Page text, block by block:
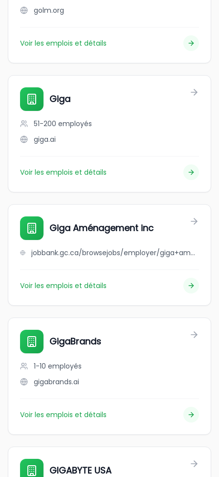
golm.org
Voir les emplois et détails
Giga
51-200 employés
giga.ai
Voir les emplois et détails
Giga Aménagement inc
jobbank.gc.ca/browsejobs/employer/giga+am%C3%A9nagement+inc/ca
Voir les emplois et détails
GigaBrands
1-10 employés
gigabrands.ai
Voir les emplois et détails
GIGABYTE USA